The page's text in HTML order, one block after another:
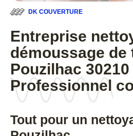
DK COUVERTURE
Entreprise
démoussage de
Pouzilhac 30210
Professionnel
Tout pour un